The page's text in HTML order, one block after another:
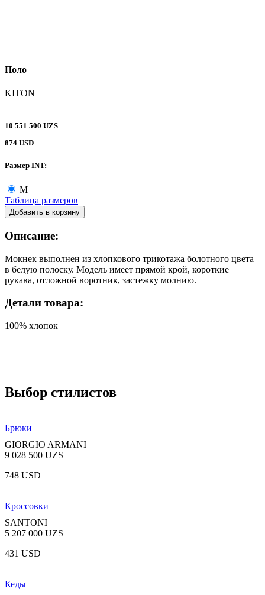
Поло
KITON
10 551 500 UZS
874 USD
Размер INT:
M
Таблица размеров
Добавить в корзину
Описание:
Мокнек выполнен из хлопкового трикотажа болотного цвета
в белую полоску. Модель имеет прямой крой, короткие
рукава, отложной воротник, застежку молнию.
Детали товара:
100% хлопок
Выбор стилистов
Брюки
GIORGIO ARMANI
9 028 500 UZS
748 USD
Кроссовки
SANTONI
5 207 000 UZS
431 USD
Кеды